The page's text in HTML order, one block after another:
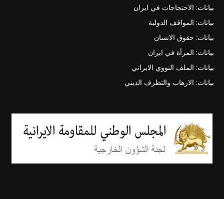
بيانات: الاحتجاجات في ايران
بيانات: المواقف الدولية
بيانات: حقوق الانسان
بيانات: المرأة في ايران
بيانات: الملف النووي الايراني
بيانات: الارهاب والتطرف الديني